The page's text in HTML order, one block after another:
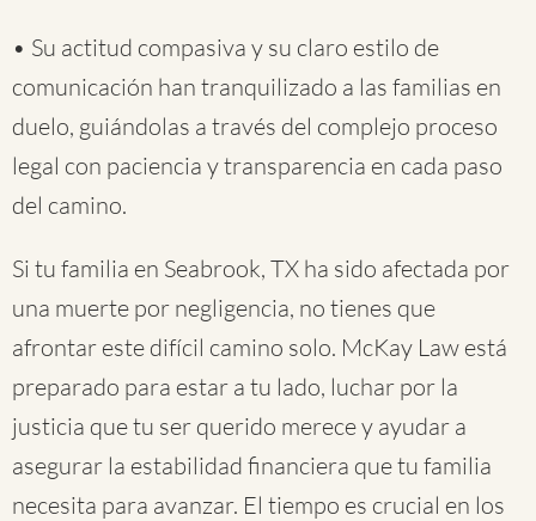
• Su actitud compasiva y su claro estilo de
comunicación han tranquilizado a las familias en
duelo, guiándolas a través del complejo proceso
legal con paciencia y transparencia en cada paso
del camino.
Si tu familia en Seabrook, TX ha sido afectada por
una muerte por negligencia, no tienes que
afrontar este difícil camino solo. McKay Law está
preparado para estar a tu lado, luchar por la
justicia que tu ser querido merece y ayudar a
asegurar la estabilidad financiera que tu familia
necesita para avanzar. El tiempo es crucial en los